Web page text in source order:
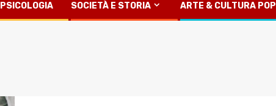
PSICOLOGIA SOCIETÀ E STORIA ARTE & CULTURA POP